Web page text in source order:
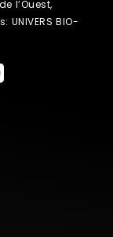
l’Ouest,
BIO-